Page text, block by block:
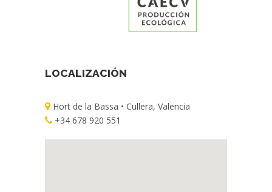
LOCALIZACIÓN
Hort de la Bassa • Cullera, Valencia
+34 678 920 551